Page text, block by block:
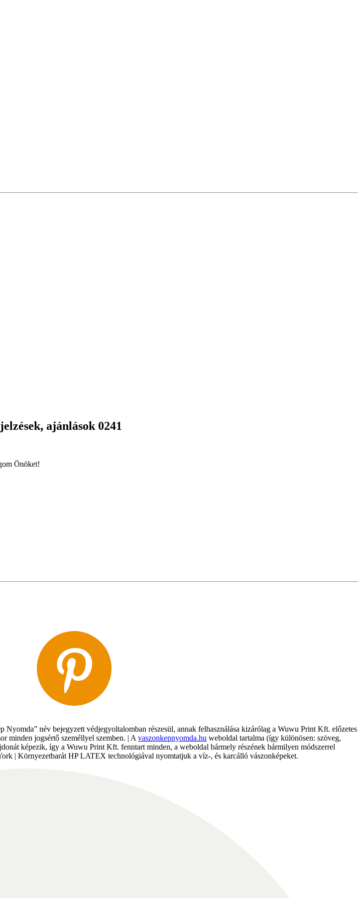
ajánlások 0241
Önöket!
Nyomda” név bejegyzett védjegyoltalomban részesül, annak felhasználása kizárólag a Wuwu Print Kft. előzetes
minden jogsértő személlyel szemben. | A vaszonkepnyomda.hu weboldal tartalma (így különösen: szöveg,
képezik, így a Wuwu Print Kft. fenntart minden, a weboldal bármely részének bármilyen módszerrel
| Környezetbarát HP LATEX technológiával nyomtatjuk a víz-, és karcálló vászonképeket.